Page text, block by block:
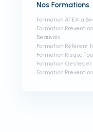
Nos Formations
Formation ATEX à
Formation
Beauvais
Formation Référent
Formation Risque
Formation Gestes
Formation